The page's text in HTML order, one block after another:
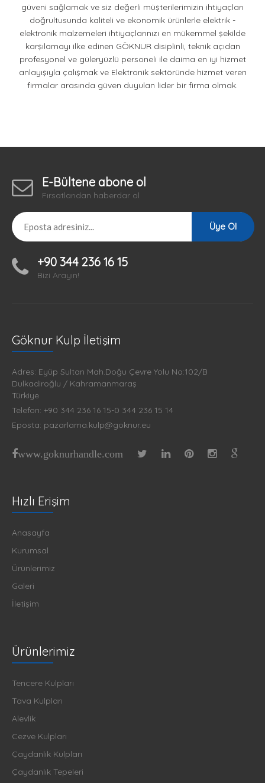
güveni sağlamak ve siz değerli müşterilerimizin ihtiyaçları
doğrultusunda kaliteli ve ekonomik ürünlerle elektrik -
elektronik malzemeleri ihtiyaçlarınızı en mükemmel şekilde
karşılamayı ilke edinen GÖKNUR disiplinli, teknik açıdan
profesyonel ve güleryüzlü personeli ile daima en iyi hizmet
anlayışıyla çalışmak ve Elektronik sektöründe hizmet veren
firmalar arasında güven duyulan lider bir firma olmak.
E-Bültene abone ol
Fırsatlarıdan haberdar ol
Üye Ol
+90 344 236 16 15
Bizi Arayın!
Göknur Kulp İletişim
Adres: Eyüp Sultan Mah.Doğu Çevre Yolu No:102/B
Dulkadiroğlu / Kahramanmaraş
Türkiye
Telefon: +90 344 236 16 15-0 344 236 15 14
Eposta: pazarlama.kulp@goknur.eu
www.goknurhandle.com
Hızlı Erişim
Anasayfa
Kurumsal
Ürünlerimiz
Galeri
İletişim
Ürünlerimiz
Tencere Kulpları
Tava Kulpları
Alevlik
Cezve Kulpları
Çaydanlık Kulpları
Çaydanlık Tepeleri